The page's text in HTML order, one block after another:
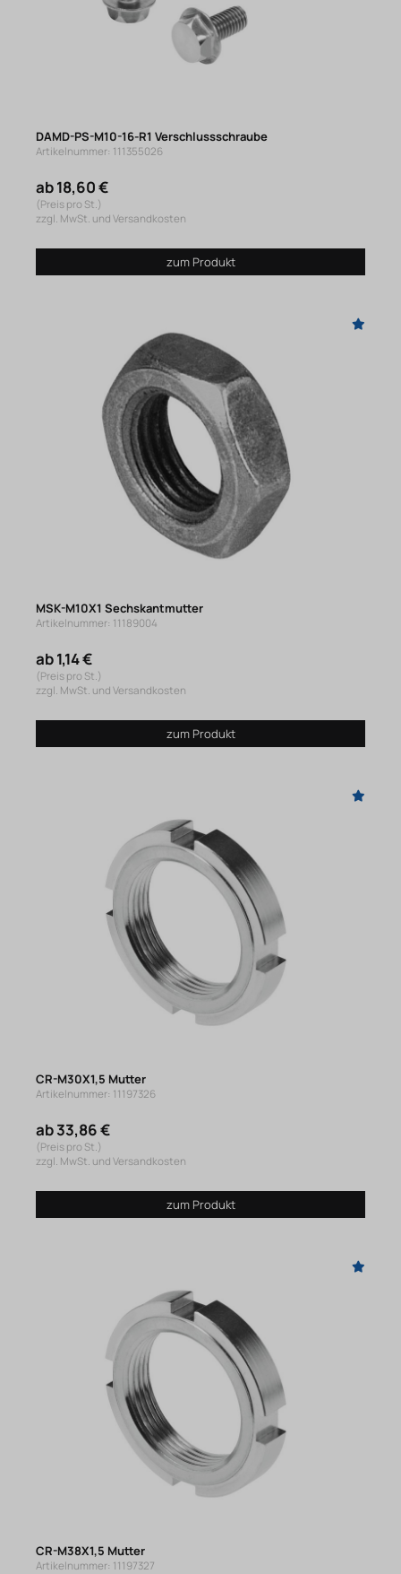
DAMD-PS-M10-16-R1 Verschlussschraube
Artikelnummer: 111355026
ab 18,60 €
(Preis pro St.)
zzgl. MwSt. und Versandkosten
zum Produkt
MSK-M10X1 Sechskantmutter
Artikelnummer: 11189004
ab 1,14 €
(Preis pro St.)
zzgl. MwSt. und Versandkosten
zum Produkt
CR-M30X1,5 Mutter
Artikelnummer: 11197326
ab 33,86 €
(Preis pro St.)
zzgl. MwSt. und Versandkosten
zum Produkt
CR-M38X1,5 Mutter
Artikelnummer: 11197327